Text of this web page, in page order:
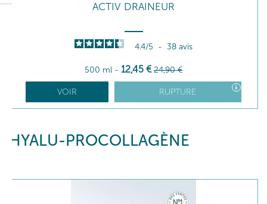
ACTIV DRAINEUR
4.4/5 - 38 avis
500 ml - 12,45 € 24,90 €
VOIR RUPTURE
HYALU-PROCOLLAGÈNE